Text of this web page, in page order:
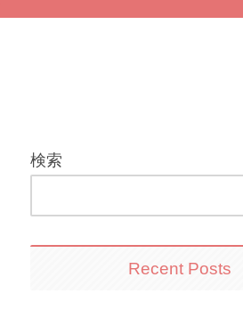
検索
Recent Posts